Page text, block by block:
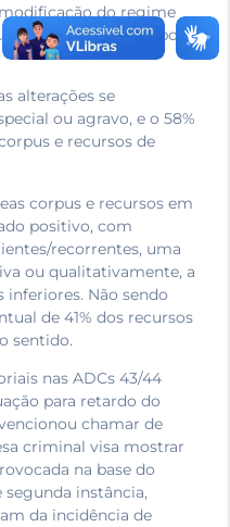
do regime
da prisão por
alterações se
ou agravo, e o 58%
e recursos de
corpus e recursos em
positivo, com
recorrentes, uma
ou qualitativamente, a
inferiores. Não sendo
de 41% dos recursos
sentido.
nas ADCs 43/44
para retardo do
chamar de
criminal visa mostrar
na base do
instância,
da incidência de